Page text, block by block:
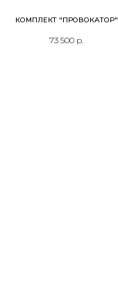
КОМПЛЕКТ "ПРОВОКАТОР"
73 500 р.